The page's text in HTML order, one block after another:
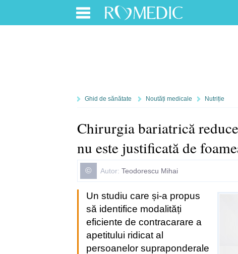
Ghid de sănătate Noutăți medicale Nutriție
Chirurgia bariatrică
nu este justificată de
© Autor: Teodorescu Mihai
Un studiu care și-a propus
să identifice modalități
eficiente de contracarare a
apetitului ridicat al
persoanelor supraponderale